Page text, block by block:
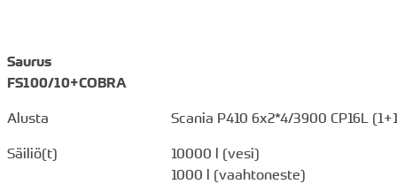
Saurus
FS100/10+COBRA
Alusta
Scania P410 6x2*4/3900 CP16L
Säiliö(t)
10000 l (vesi)
1000 l (vaahtoneste)